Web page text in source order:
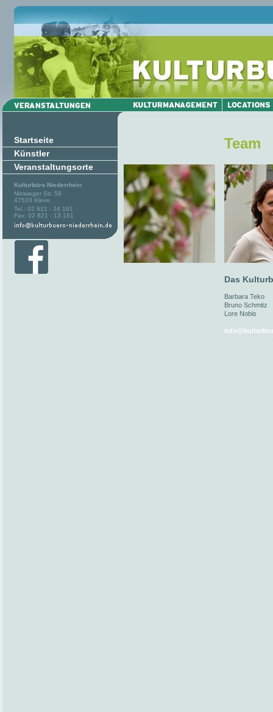
Startseite
Künstler
Veranstaltungsorte
Kulturbüro Niederrhein
Nimweger Str. 58
47533 Kleve
Tel.: 02 821 - 24 161
Fax: 02 821 - 13 161
Team
Das
Barbara Teko
Bruno Schmitz
Lore Nobis